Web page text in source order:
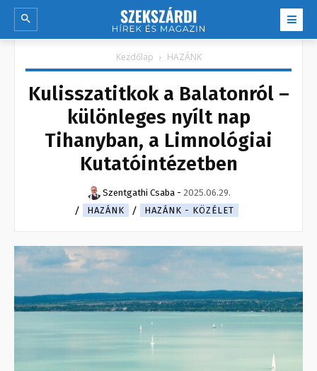
Kezdőlap HAZÁNK
Kulisszatitkok a Balatonról –
különleges nyílt nap
Tihanyban, a Limnológiai
Kutatóintézetben
Szentgathi Csaba - 2025.06.29.
HAZÁNK
HAZÁNK - KÖZÉLET